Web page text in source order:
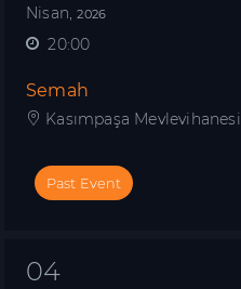
Nisan,2026
20:00
Semah
Kasımpaşa Mevlevihanesi
Past Event
04